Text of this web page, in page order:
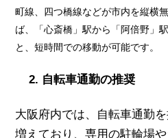
町線、四つ橋線などが市内を縦横
ば、「心斎橋」駅から「阿倍野」
と、短時間での移動が可能です。
2. 自転車通勤の推奨
大阪府内では、自転車通勤
増えており、専用の駐輪場